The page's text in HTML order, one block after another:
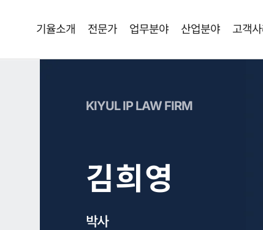
기율소개 전문가 업무분야 산업분야 고객사
KIYUL IP LAW FIRM
김희영
박사